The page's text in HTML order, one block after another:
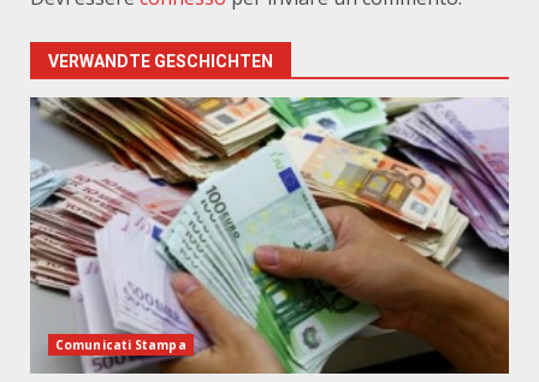
VERWANDTE GESCHICHTEN
Comunicati Stampa